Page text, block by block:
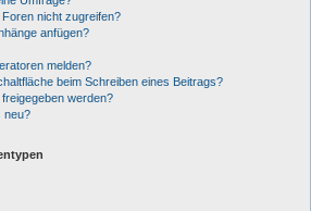
nicht zugreifen?
anfügen?
melden?
beim Schreiben eines Beitrags?
werden?
neu?